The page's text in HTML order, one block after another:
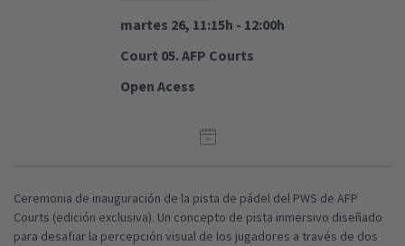
martes 26, 11:15h - 12:00h
Court 05. AFP Courts
Open Acess
Ceremonia de inauguración de la pista de pádel del PWS de AFP
Courts (edición exclusiva). Un concepto de pista inmersivo diseñado
para desafiar la percepción visual de los jugadores a través de dos